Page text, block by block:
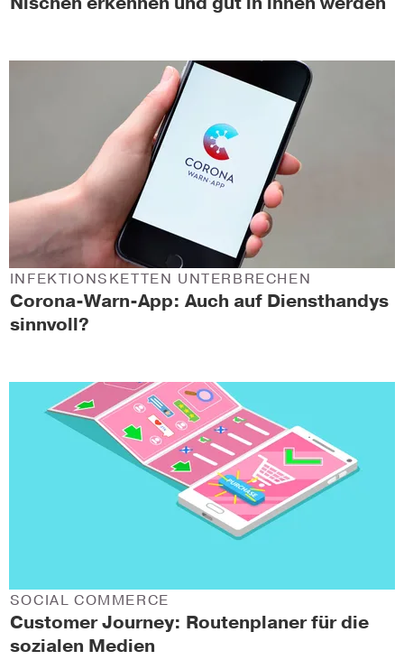
Corona-Warn-App: Auch auf Diensthandys
sinnvoll?
INFEKTIONSKETTEN UNTERBRECHEN
Customer Journey: Routenplaner für die
sozialen Medien
SOCIAL COMMERCE